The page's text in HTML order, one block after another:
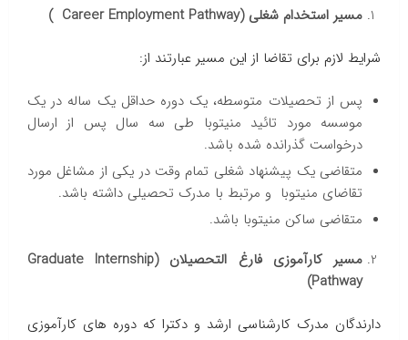
مسیر استخدام شغلی (Career Employment Pathway )
شرایط لازم برای تقاضا از این مسیر عبارتند از:
پس از تحصیلات متوسطه، یک دوره حداقل یک ساله در یک
موسسه مورد تائید منیتوبا طی سه سال پس از ارسال
درخواست گذرانده شده باشد.
متقاضی یک پیشنهاد شغلی تمام وقت در یکی از مشاغل مورد
تقاضای منیتوبا و مرتبط با مدرک تحصیلی داشته باشد.
متقاضی ساکن منیتوبا باشد.
مسیر کارآموزی فارغ التحصیلان (Graduate Internship
Pathway)
دارندگان مدرک کارشناسی ارشد و دکترا که دوره های کارآموزی